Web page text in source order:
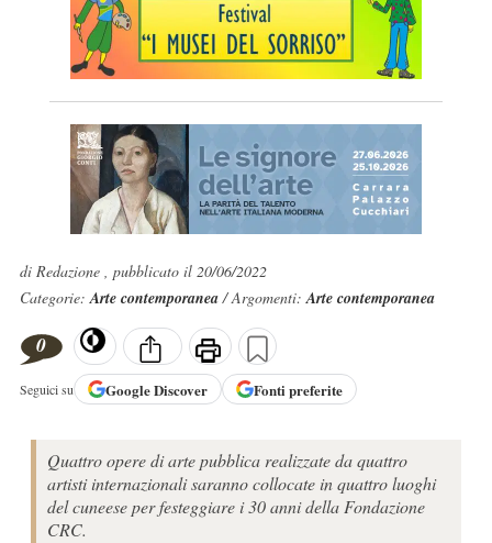
di Redazione , pubblicato il 20/06/2022
Categorie:Arte contemporanea/ Argomenti:Arte contemporanea
0
Seguici su GoogleDiscover Fonti preferite
Quattro opere di arte pubblica realizzate da quattro
artisti internazionali saranno collocate in quattro luoghi
del cuneese per festeggiare i 30 anni della Fondazione
CRC.